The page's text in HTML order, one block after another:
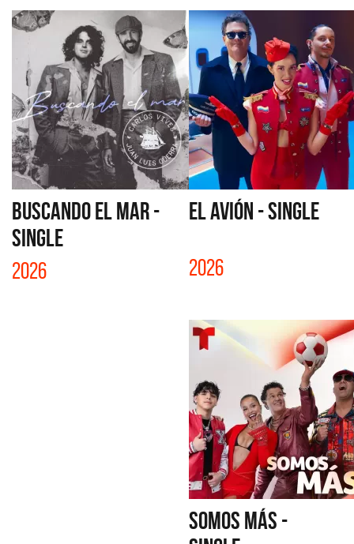
BUSCANDO EL MAR -
SINGLE
2026
EL AVIÓN - SINGLE
2026
SOMOS MÁS -